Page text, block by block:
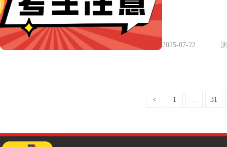
2025-07-22
< 1 ... 31